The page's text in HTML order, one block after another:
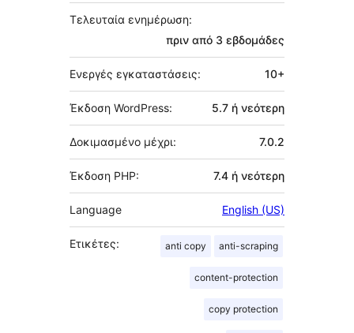
Τελευταία ενημέρωση:
πριν από 3 εβδομάδες
Ενεργές εγκαταστάσεις: 10+
Έκδοση WordPress: 5.7 ή νεότερη
Δοκιμασμένο μέχρι: 7.0.2
Έκδοση PHP: 7.4 ή νεότερη
Language English (US)
Ετικέτες: anti copy anti-scraping
content-protection
copy protection